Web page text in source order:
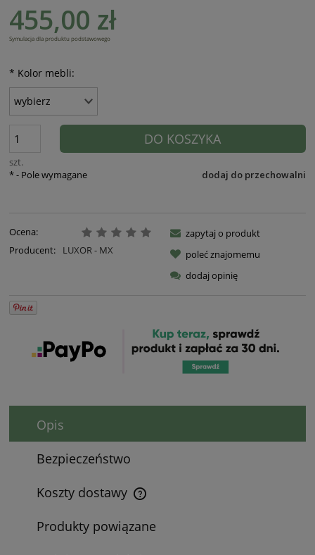
455,00 zł
Symulacja dla produktu podstawowego
* Kolor mebli:
szt.
DO KOSZYKA
dodaj do przechowalni
*- Pole wymagane
Ocena:
Producent:
LUXOR - MX
zapytaj o produkt
poleć znajomemu
dodaj opinię
Opis
Bezpieczeństwo
Koszty dostawy
Cena nie zawiera ewentualnych kosztów płatności
Produkty powiązane